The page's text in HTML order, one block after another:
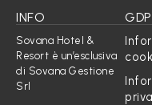
INFO
Sovana Hotel &
Resort è un’esclusiva
di Sovana Gestione
Srl